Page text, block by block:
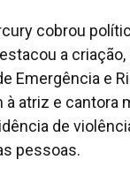
cobrou
a criação,
Emergência e
à atriz e cantora
de
pessoas.